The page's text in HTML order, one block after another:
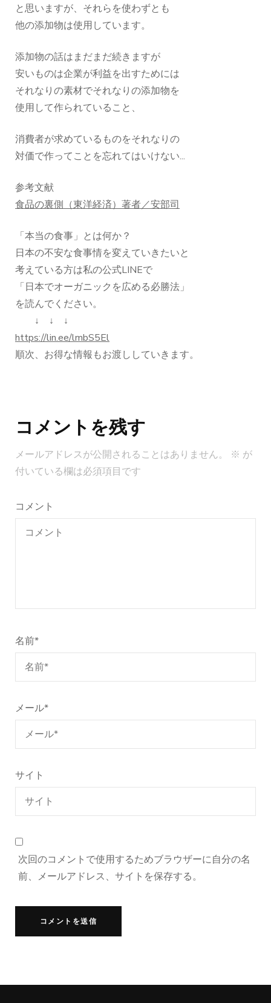
と思いますが、それらを使わずとも
他の添加物は使用しています。
添加物の話はまだまだ続きますが
安いものは企業が利益を出すためには
それなりの素材でそれなりの添加物を
使用して作られていること、
消費者が求めているものをそれなりの
対価で作ってことを忘れてはいけない...
参考文献
食品の裏側（東洋経済）著者／安部司
「本当の食事」とは何か？
日本の不安な食事情を変えていきたいと
考えている方は私の公式LINEで
「日本でオーガニックを広める必勝法」
を読んでください。
↓ ↓ ↓
https://lin.ee/lmbS5El
順次、お得な情報もお渡ししていきます。
稿
ナ
ビ
ゲ
シ
ョ
ン
コメントを残す
メールアドレスが公開されることはありません。 ※ が
付いている欄は必須項目です
コメント
名前*
メール*
サイト
次回のコメントで使用するためブラウザーに自分の名
前、メールアドレス、サイトを保存する。